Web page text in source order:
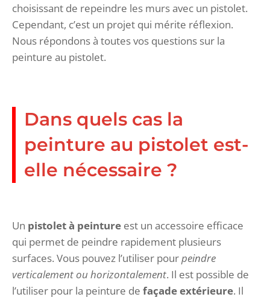
choisissant de repeindre les murs avec un pistolet.
Cependant, c’est un projet qui mérite réflexion.
Nous répondons à toutes vos questions sur la
peinture au pistolet.
Dans quels cas la
peinture au pistolet est-
elle nécessaire ?
Un pistolet à peinture est un accessoire efficace
qui permet de peindre rapidement plusieurs
surfaces. Vous pouvez l’utiliser pourpeindre
verticalement ou horizontalement. Il est possible de
l’utiliser pour la peinture de façade extérieure. Il